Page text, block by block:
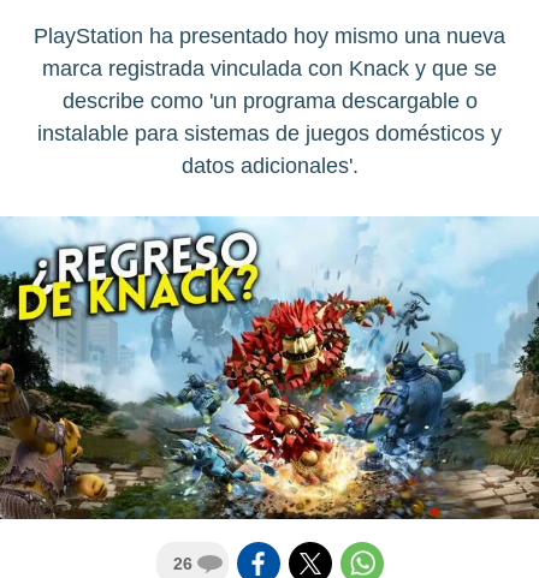
PlayStation ha presentado hoy mismo una nueva
marca registrada vinculada con Knack y que se
describe como 'un programa descargable o
instalable para sistemas de juegos domésticos y
datos adicionales'.
26